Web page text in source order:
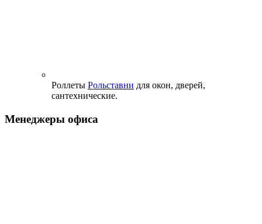
Роллеты Рольставни для окон, дверей,
сантехнические.
Менеджеры офиса